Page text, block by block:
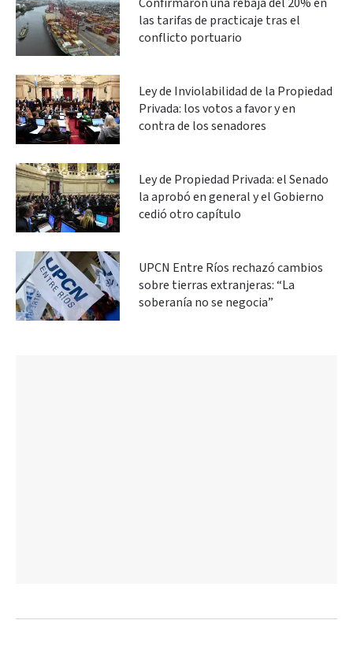
las tarifas de practicaje tras el
conflicto portuario
Ley de Inviolabilidad de la Propiedad
Privada: los votos a favor y en
contra de los senadores
Ley de Propiedad Privada: el Senado
la aprobó en general y el Gobierno
cedió otro capítulo
UPCN Entre Ríos rechazó cambios
sobre tierras extranjeras: “La
soberanía no se negocia”